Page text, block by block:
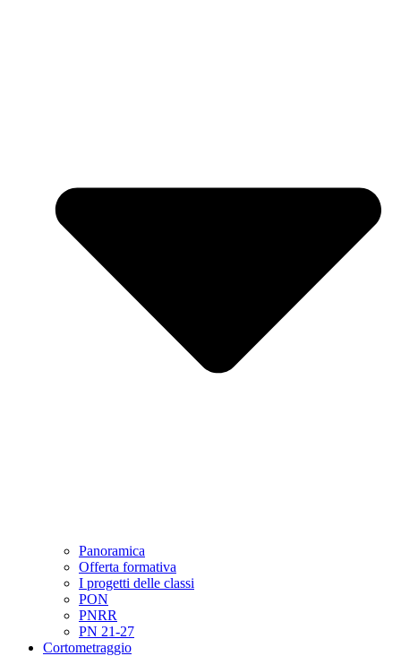
Panoramica
Offerta formativa
I progetti delle classi
PON
PNRR
PN 21-27
Cortometraggio